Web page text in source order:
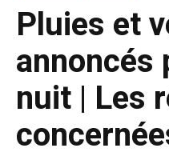
Pluies et
annoncés
nuit | Les